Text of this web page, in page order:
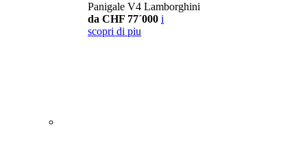
Panigale V4 Lamborghini
da CHF 77´000 i
scopri di piu